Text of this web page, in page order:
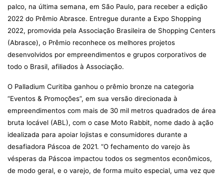
palco, na última semana, em São Paulo, para receber a edição
2022 do Prêmio Abrasce. Entregue durante a Expo Shopping
2022, promovida pela Associação Brasileira de Shopping Centers
(Abrasce), o Prêmio reconhece os melhores projetos
desenvolvidos por empreendimentos e grupos corporativos de
todo o Brasil, afiliados à Associação.
O Palladium Curitiba ganhou o prêmio bronze na categoria
“Eventos & Promoções”, em sua versão direcionada à
empreendimentos com mais de 30 mil metros quadrados de área
bruta locável (ABL), com o case Moto Rabbit, nome dado à ação
idealizada para apoiar lojistas e consumidores durante a
desafiadora Páscoa de 2021. “O fechamento do varejo às
vésperas da Páscoa impactou todos os segmentos econômicos,
de modo geral, e o varejo, de forma muito especial, uma vez que